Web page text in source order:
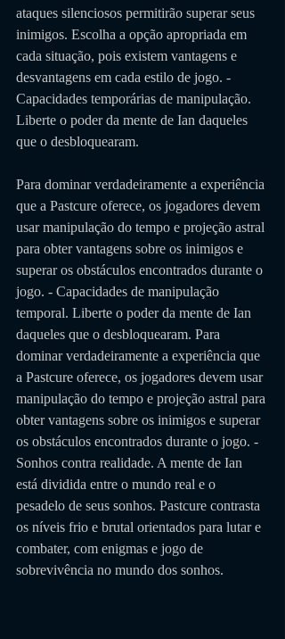
ataques silenciosos permitirão superar seus
inimigos. Escolha a opção apropriada em
cada situação, pois existem vantagens e
desvantagens em cada estilo de jogo. -
Capacidades temporárias de manipulação.
Liberte o poder da mente de Ian daqueles
que o desbloquearam.
Para dominar verdadeiramente a experiência
que a Pastcure oferece, os jogadores devem
usar manipulação do tempo e projeção astral
para obter vantagens sobre os inimigos e
superar os obstáculos encontrados durante o
jogo. - Capacidades de manipulação
temporal. Liberte o poder da mente de Ian
daqueles que o desbloquearam. Para
dominar verdadeiramente a experiência que
a Pastcure oferece, os jogadores devem usar
manipulação do tempo e projeção astral para
obter vantagens sobre os inimigos e superar
os obstáculos encontrados durante o jogo. -
Sonhos contra realidade. A mente de Ian
está dividida entre o mundo real e o
pesadelo de seus sonhos. Pastcure contrasta
os níveis frio e brutal orientados para lutar e
combater, com enigmas e jogo de
sobrevivência no mundo dos sonhos.